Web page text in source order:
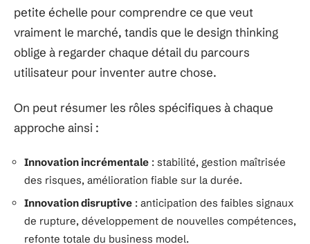
petite échelle pour comprendre ce que veut
vraiment le marché, tandis que le design thinking
oblige à regarder chaque détail du parcours
utilisateur pour inventer autre chose.
On peut résumer les rôles spécifiques à chaque
approche ainsi :
Innovation incrémentale : stabilité, gestion maîtrisée
des risques, amélioration fiable sur la durée.
Innovation disruptive : anticipation des faibles signaux
de rupture, développement de nouvelles compétences,
refonte totale du business model.